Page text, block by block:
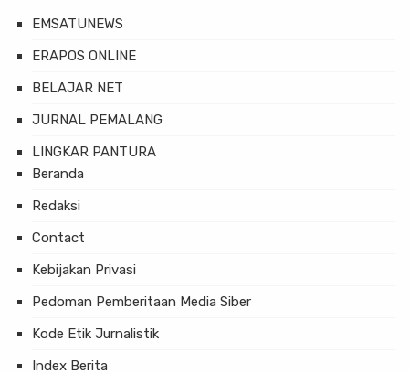
EMSATUNEWS
ERAPOS ONLINE
BELAJAR NET
JURNAL PEMALANG
LINGKAR PANTURA
Beranda
Redaksi
Contact
Kebijakan Privasi
Pedoman Pemberitaan Media Siber
Kode Etik Jurnalistik
Index Berita